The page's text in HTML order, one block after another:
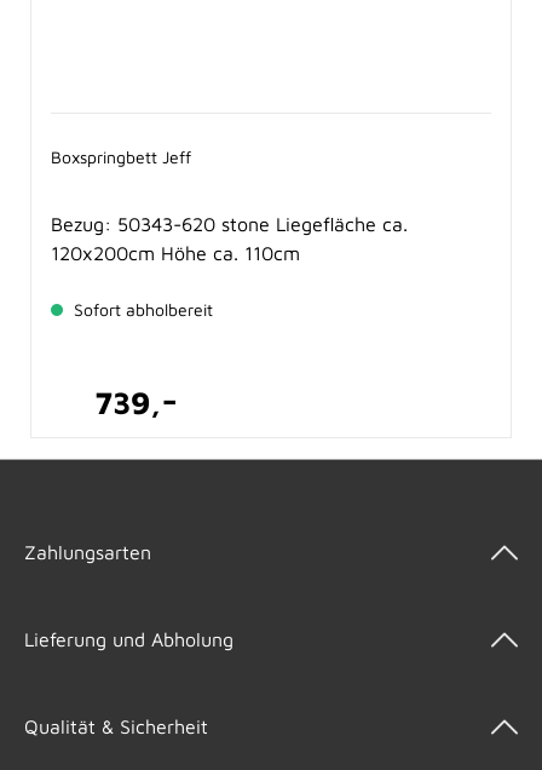
Boxspringbett Jeff
Bezug: 50343-620 stone Liegefläche ca.
120x200cm Höhe ca. 110cm
Sofort abholbereit
739,-
Zahlungsarten
Lieferung und Abholung
Qualität & Sicherheit